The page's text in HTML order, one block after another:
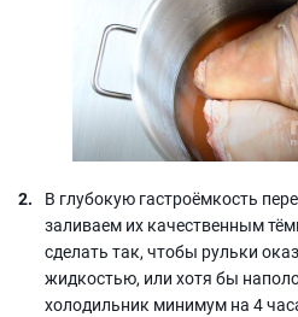
В глубокую гастроёмкость
заливаем их качественным
сделать так, чтобы рульки
жидкостью, или хотя бы
холодильник минимум на 4